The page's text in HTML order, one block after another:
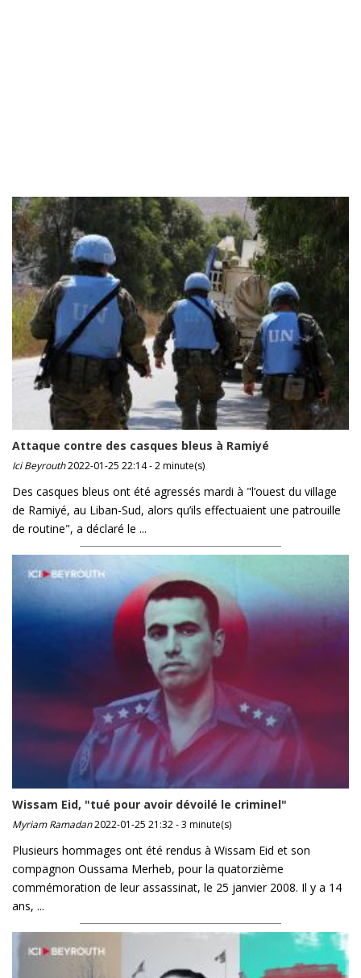
Attaque contre des casques bleus à Ramiyé
Ici Beyrouth2022-01-25 22:14 - 2 minute(s)
Des casques bleus ont été agressés mardi à "l’ouest du village
de Ramiyé, au Liban-Sud, alors qu’ils effectuaient une patrouille
de routine", a déclaré le ...
Wissam Eid, "tué pour avoir dévoilé le criminel"
Myriam Ramadan2022-01-25 21:32 - 3 minute(s)
Plusieurs hommages ont été rendus à Wissam Eid et son
compagnon Oussama Merheb, pour la quatorzième
commémoration de leur assassinat, le 25 janvier 2008. Il y a 14
ans, ...